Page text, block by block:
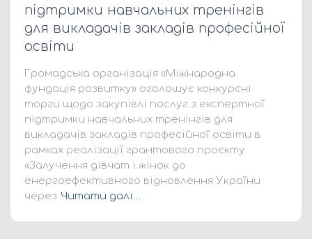
підтримки навчальних тренінгів
для викладачів закладів професійної
освіти
Громадська організація «Міжнародна
фундація розвитку» оголошує конкурсні
торги щодо закупівлі послуг з експертної
підтримки навчальних тренінгів для
викладачів закладів професійної освіти в
рамках реалізації грантового проєкту
«Залучення дівчат і жінок до
енергоефективного відновлення України
через Читати далі…